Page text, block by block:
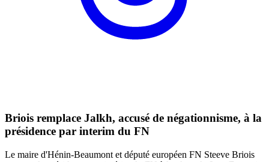
Briois remplace Jalkh, accusé de négationnisme, à la
présidence par interim du FN
Le maire d'Hénin-Beaumont et député européen FN Steeve Briois